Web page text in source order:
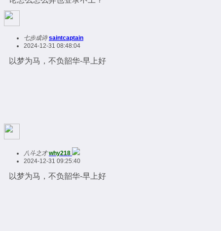
七步成诗 saintcaptain
2024-12-31 08:48:04
以梦为马，不负韶华-早上好
八斗之才 why218
2024-12-31 09:25:40
以梦为马，不负韶华-早上好